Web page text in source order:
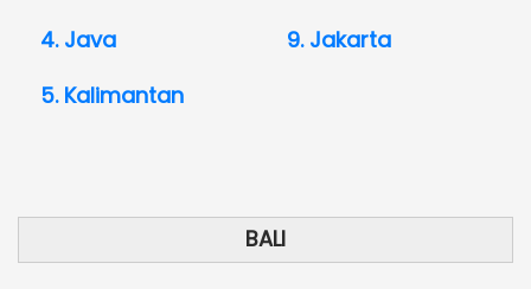
4. Java
9. Jakarta
5. Kalimantan
BALI